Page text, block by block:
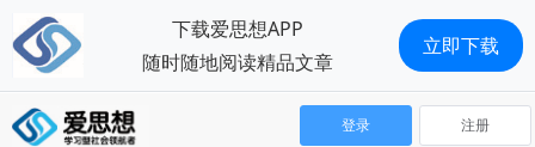
登录 注册
下载爱思想APP
随时随地阅读精品文章
立即下载